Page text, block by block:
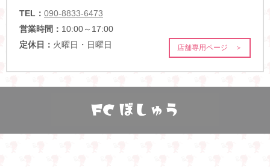
TEL： 090-8833-6473
営業時間： 10:00～17:00
定休日： 火曜日・日曜日 店舗専用ページ ＞